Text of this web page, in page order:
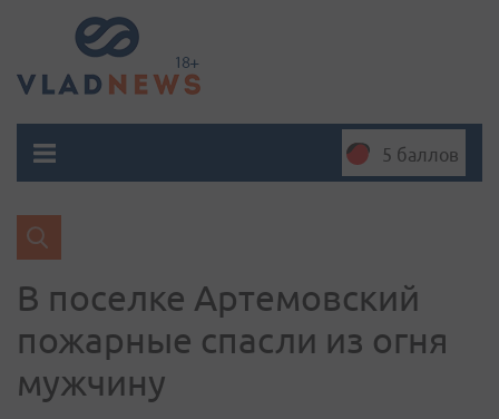
5 баллов
В поселке Артемовский
пожарные спасли из огня
мужчину